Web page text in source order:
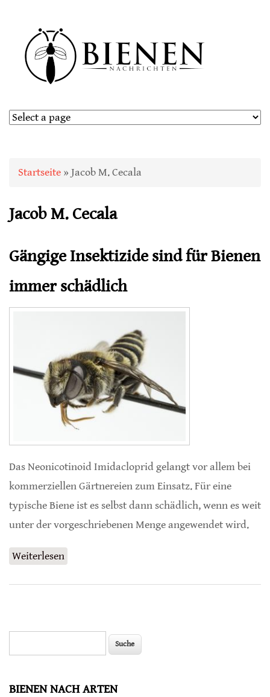
Sie sind hier
Startseite » Jacob M. Cecala
Jacob M. Cecala
Gängige Insektizide sind für Bienen
immer schädlich
Das Neonicotinoid Imidacloprid gelangt vor allem bei
kommerziellen Gärtnereien zum Einsatz. Für eine
typische Biene ist es selbst dann schädlich, wenn es weit
unter der vorgeschriebenen Menge angewendet wird.
Weiterlesen
BIENEN NACH ARTEN